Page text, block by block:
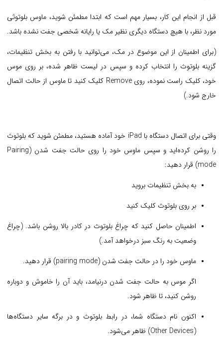
قبل از انجام این کار، بسیار مهم است که ابتدا مطمئن شوید، ماوس بلوتوثی
مورد نظر، با هیچ دستگاه دیگری نظیر مک یا رایانه شخصی جفت نشده باشد.
(برای اطمینان از این موضوع در مک، می‌توانید با رفتن به بخش تنظیمات،
گزینه بلوتوث را انتخاب کرده و سپس در لیست ظاهر شده، بر روی موس
خود، کلیک راست نموده، روی Remove کلیک کنید تا ماوس از حالت اتصال
خارج شود.)
وقتی برای اتصال دستگاه با iPad خود آماده هستید، مطمئن شوید که بلوتوث
را روشن کرده‌اید و سپس ماوس خود را روی حالت جفت شدن (Pairing
mode) قرار دهید:
به بخش تنظیمات بروید
بر روی بلوتوث کلیک کنید
اطمینان حاصل کنید که چراغ بلوتوث در کادر بالا روشن باشد. (چراغ
وضعیت به رنگ سبز درخواهد آمد.)
ماوس خود را در حالت جفت شدن (pairing mode) قرار دهید.
اگر موس به حالت جفت شدن درنیامد، باید آن را خاموش و دوباره
روشن کنید، تا ظاهر شود.
اکنون نام دستگاه شما، در رابط بلوتوث و در برگه سایر دستگاه‌ها
(Other Devices) ظاهر می‌شود.